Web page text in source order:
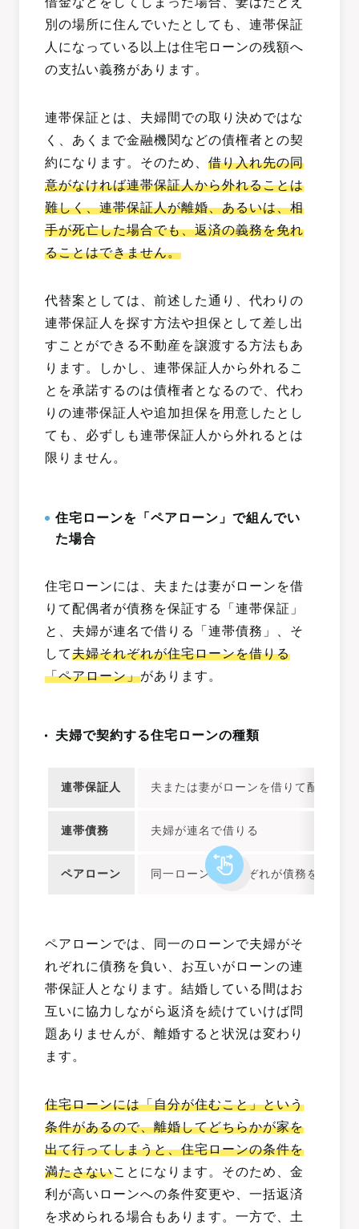
別の場所に住んでいたとしても、連帯保証
人になっている以上は住宅ローンの残額へ
の支払い義務があります。
連帯保証とは、夫婦間での取り決めではな
く、あくまで金融機関などの債権者との契
約になります。そのため、借り入れ先の同
意がなければ連帯保証人から外れることは
難しく、連帯保証人が離婚、あるいは、相
手が死亡した場合でも、返済の義務を免れ
ることはできません。
代替案としては、前述した通り、代わりの
連帯保証人を探す方法や担保として差し出
すことができる不動産を譲渡する方法もあ
ります。しかし、連帯保証人から外れるこ
とを承諾するのは債権者となるので、代わ
りの連帯保証人や追加担保を用意したとし
ても、必ずしも連帯保証人から外れるとは
限りません。
住宅ローンを「ペアローン」で組んでい
た場合
住宅ローンには、夫または妻がローンを借
りて配偶者が債務を保証する「連帯保証」
と、夫婦が連名で借りる「連帯債務」、そ
して夫婦それぞれが住宅ローンを借りる
「ペアローン」があります。
夫婦で契約する住宅ローンの種類
連帯保証人 夫または妻がローンを借りて配偶者が
連帯債務 夫婦が連名で借りる
ペアローン 同一ローンでそれぞれが債務を負い
ペアローンでは、同一のローンで夫婦がそ
れぞれに債務を負い、お互いがローンの連
帯保証人となります。結婚している間はお
互いに協力しながら返済を続けていけば問
題ありませんが、離婚すると状況は変わり
ます。
住宅ローンには「自分が住むこと」という
条件があるので、離婚してどちらかが家を
出て行ってしまうと、住宅ローンの条件を
満たさないことになります。そのため、金
利が高いローンへの条件変更や、一括返済
を求められる場合もあります。一方で、土